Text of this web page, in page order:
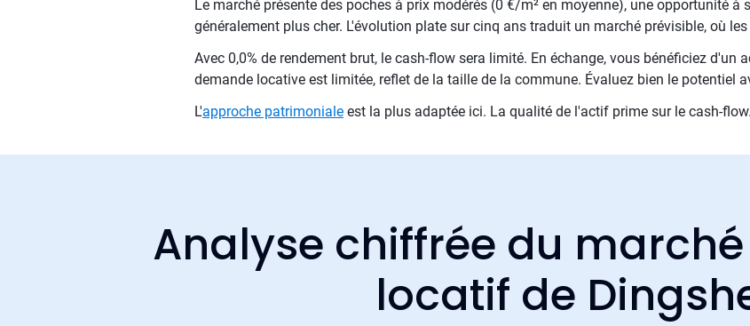
Le marché présente des poches à prix modérés (0 €/m² en moyenne), une opportunité à
généralement plus cher. L'évolution plate sur cinq ans traduit un marché prévisible, où
Avec 0,0% de rendement brut, le cash-flow sera limité. En échange, vous bénéficiez d'un
demande locative est limitée, reflet de la taille de la commune. Évaluez bien le potentiel
L'approche patrimoniale est la plus adaptée ici. La qualité de l'actif prime sur le cash-flow.
Analyse chiffrée du
locatif de